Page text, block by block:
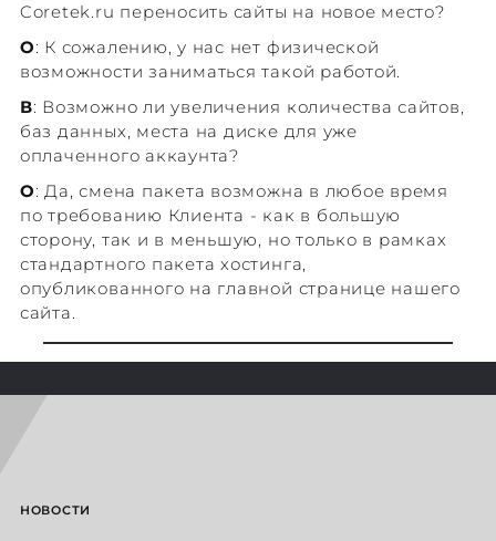
Coretek.ru переносить сайты на новое место?
О: К сожалению, у нас нет физической
возможности заниматься такой работой.
В: Возможно ли увеличения количества сайтов,
баз данных, места на диске для уже
оплаченного аккаунта?
О: Да, смена пакета возможна в любое время
по требованию Клиента - как в большую
сторону, так и в меньшую, но только в рамках
стандартного пакета хостинга,
опубликованного на главной странице нашего
сайта.
НОВОСТИ